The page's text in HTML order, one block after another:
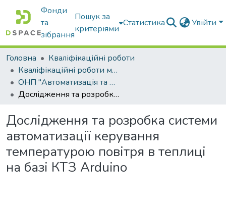
Фонди
та
зібрання
Пошук за
критеріями
Статистика Увійти
Головна
Кваліфікаційні роботи
Кваліфікаційні роботи магістрів
ОНП "Автоматизація та комп’ютерно-інтегровані технології та робототехніка"
Дослідження та розробка системи автоматизації керування температурою повітря в теплиці на базі КТЗ Arduino
Дослідження та розробка системи
автоматизації керування
температурою повітря в теплиці
на базі КТЗ Arduino